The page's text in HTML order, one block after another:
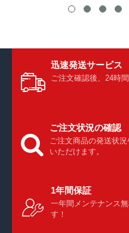
迅速発送サービス
ご注文確認後、24時
ご注文状況の確認
ご注文商品の発送状
いただけます。
1年間保証
一年間メンテナンス
す！